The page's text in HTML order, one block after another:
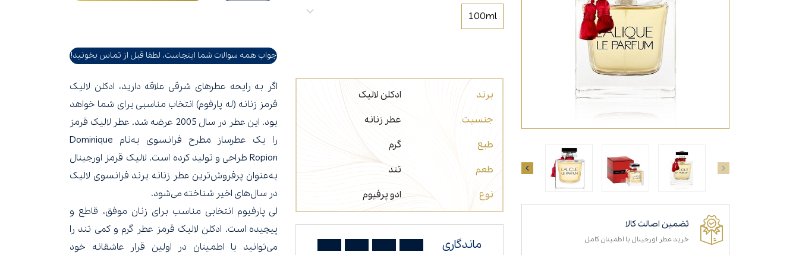
تضمین اصالت کالا
خرید عطر اورجینال با اطمینان کامل
100ml
جواب همه سوالات شما اینجاست، لطفا قبل از تماس بخونید!
برند
ادکلن لالیک
جنسیت
عطر زنانه
طبع
گرم
طعم
تند
نوع
ادو پرفیوم
ماندگاری
اگر به رایحه عطرهای شرقی علاقه دارید، ادکلن لالیک
قرمز زنانه (له پارفوم) انتخاب مناسبی برای شما خواهد
بود. این عطر در سال 2005 عرضه شد.
عطر لالیک قرمز
را یک عطرساز مطرح فرانسوی به‌نام Dominique
Ropion طراحی و تولید کرده است.
لالیک قرمز اورجینال
به‌عنوان پرفروش‌ترین عطر زنانه برند فرانسوی لالیک
در سال‌های اخیر شناخته می‌شود.
لی پارفیوم انتخابی مناسب برای زنان موفق، قاطع و
پیچیده است. ادکلن لالیک قرمز عطر گرم و کمی تند را
می‌توانید با اطمینان در اولین قرار عاشقانه خود